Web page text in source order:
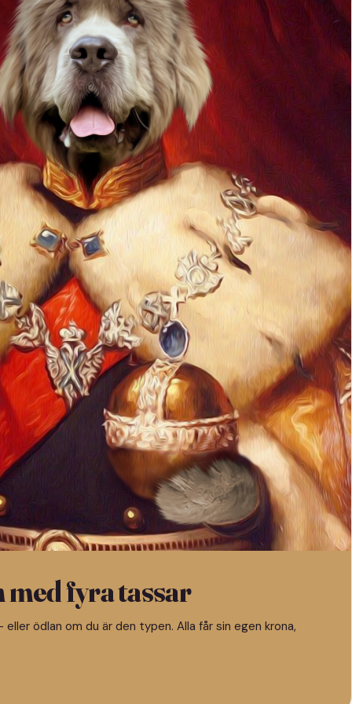
med fyra tassar
ödlan om du är den typen. Alla får sin egen krona,